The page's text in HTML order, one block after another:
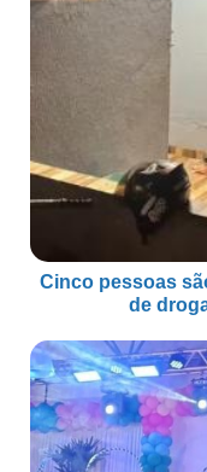
Cinco pessoas
de